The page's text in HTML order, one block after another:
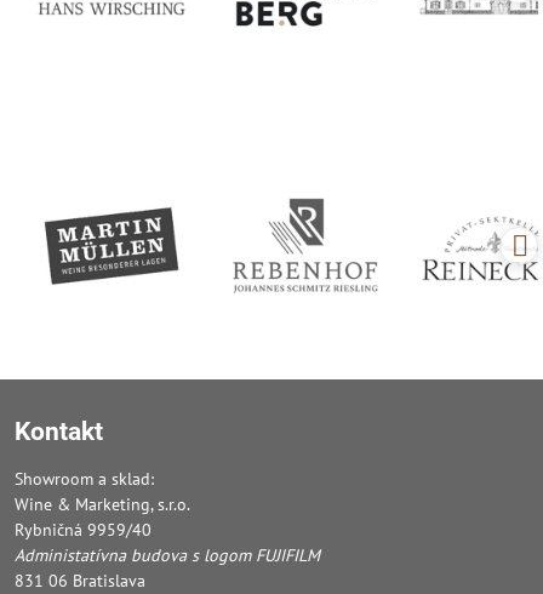
Kontakt
Showroom a sklad:
Wine & Marketing, s.r.o.
Rybničná 9959/40
Administatívna budova s logom FUJIFILM
831 06 Bratislava